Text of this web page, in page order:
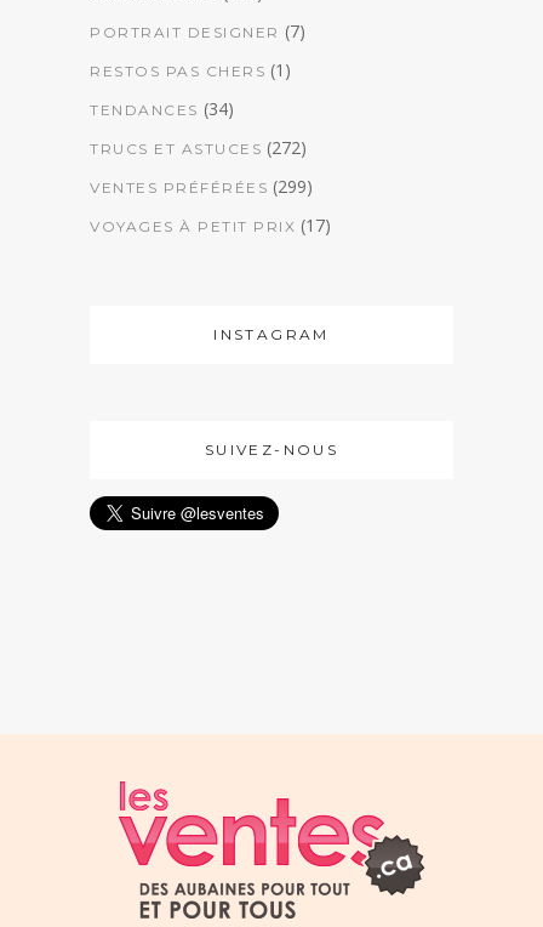
PORTRAIT DESIGNER (7)
RESTOS PAS CHERS (1)
TENDANCES (34)
TRUCS ET ASTUCES (272)
VENTES PRÉFÉRÉES (299)
VOYAGES À PETIT PRIX (17)
INSTAGRAM
SUIVEZ-NOUS